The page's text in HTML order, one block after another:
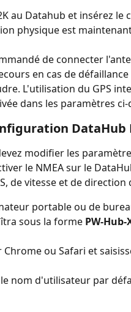
au Datahub et insérez le
physique est
de connecter
en cas de
L'utilisation du GPS
dans les paramètres ci-
DataHub
modifier les
le NMEA sur le
de vitesse et de
portable ou de
sous la forme PW-Hub-
ou Safari et
le nom d'utilisateur par